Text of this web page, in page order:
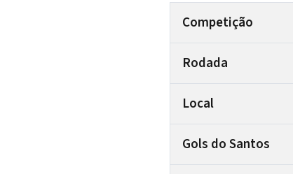
Competição
Rodada
Local
Gols do Santos